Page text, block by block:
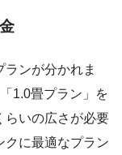
ンが分かれま
1.0畳プラン」を
らいの広さが必要
クに最適なプラン